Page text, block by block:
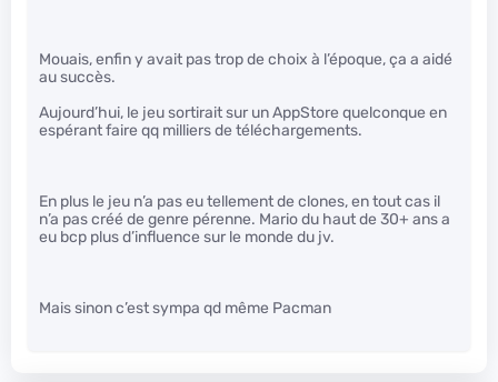
Mouais, enfin y avait pas trop de choix à l’époque, ça a aidé
au succès.
Aujourd’hui, le jeu sortirait sur un AppStore quelconque en
espérant faire qq milliers de téléchargements.
En plus le jeu n’a pas eu tellement de clones, en tout cas il
n’a pas créé de genre pérenne. Mario du haut de 30+ ans a
eu bcp plus d’influence sur le monde du jv.
Mais sinon c’est sympa qd même Pacman